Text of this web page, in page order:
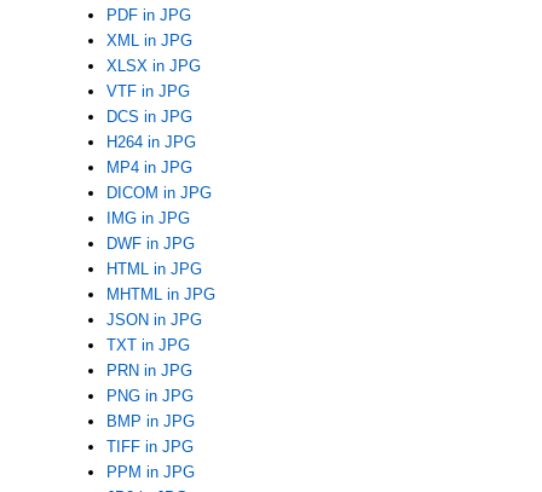
PDF in JPG
XML in JPG
XLSX in JPG
VTF in JPG
DCS in JPG
H264 in JPG
MP4 in JPG
DICOM in JPG
IMG in JPG
DWF in JPG
HTML in JPG
MHTML in JPG
JSON in JPG
TXT in JPG
PRN in JPG
PNG in JPG
BMP in JPG
TIFF in JPG
PPM in JPG